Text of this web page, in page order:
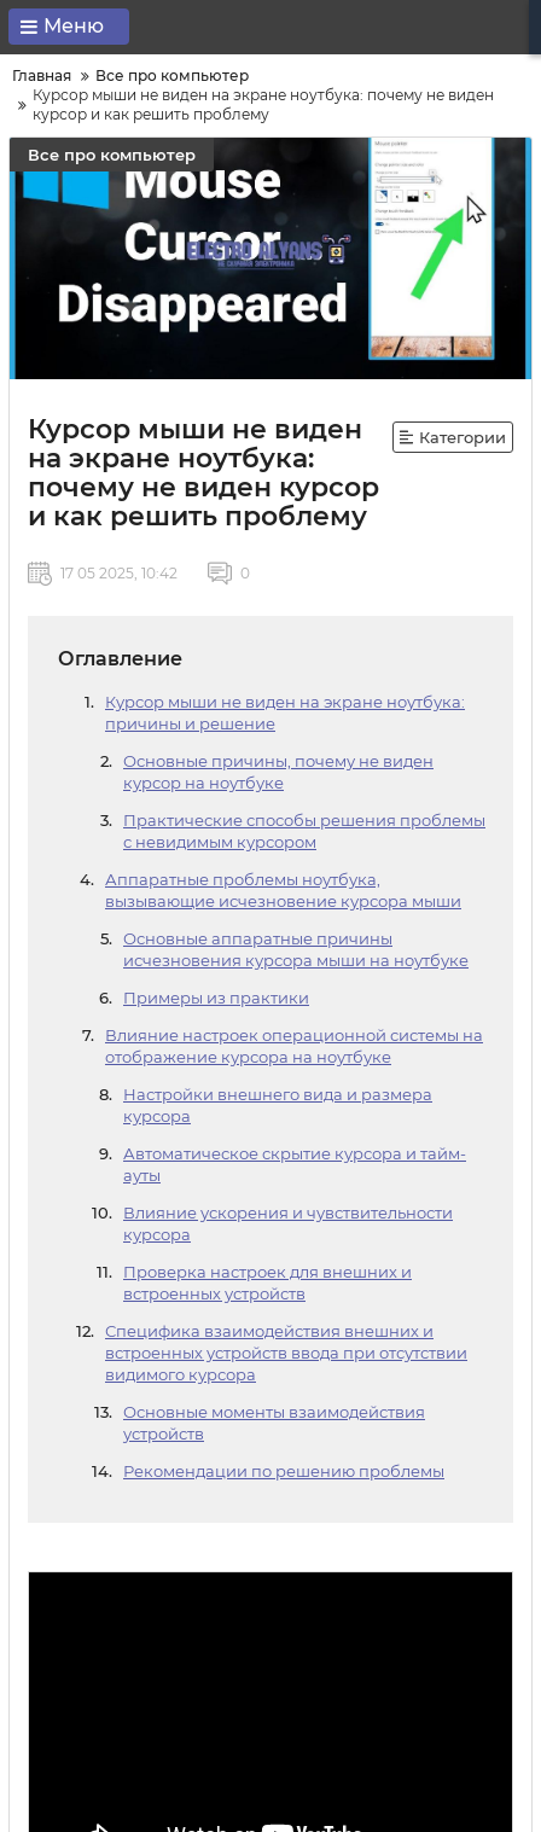
Меню
Главная
Все про компьютер
Курсор мыши не виден на экране ноутбука: почему не виден
курсор и как решить проблему
Все про компьютер
Курсор мыши не виден
на экране ноутбука:
почему не виден курсор
и как решить проблему
Категории
17 05 2025, 10:42 0
Оглавление
Курсор мыши не виден на экране ноутбука:
причины и решение
Основные причины, почему не виден
курсор на ноутбуке
Практические способы решения проблемы
с невидимым курсором
Аппаратные проблемы ноутбука,
вызывающие исчезновение курсора мыши
Основные аппаратные причины
исчезновения курсора мыши на ноутбуке
Примеры из практики
Влияние настроек операционной системы на
отображение курсора на ноутбуке
Настройки внешнего вида и размера
курсора
Автоматическое скрытие курсора и тайм-
ауты
Влияние ускорения и чувствительности
курсора
Проверка настроек для внешних и
встроенных устройств
Специфика взаимодействия внешних и
встроенных устройств ввода при отсутствии
видимого курсора
Основные моменты взаимодействия
устройств
Рекомендации по решению проблемы